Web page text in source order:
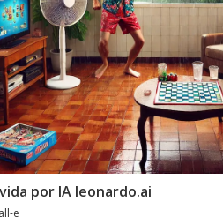
por IA leonardo.ai
e